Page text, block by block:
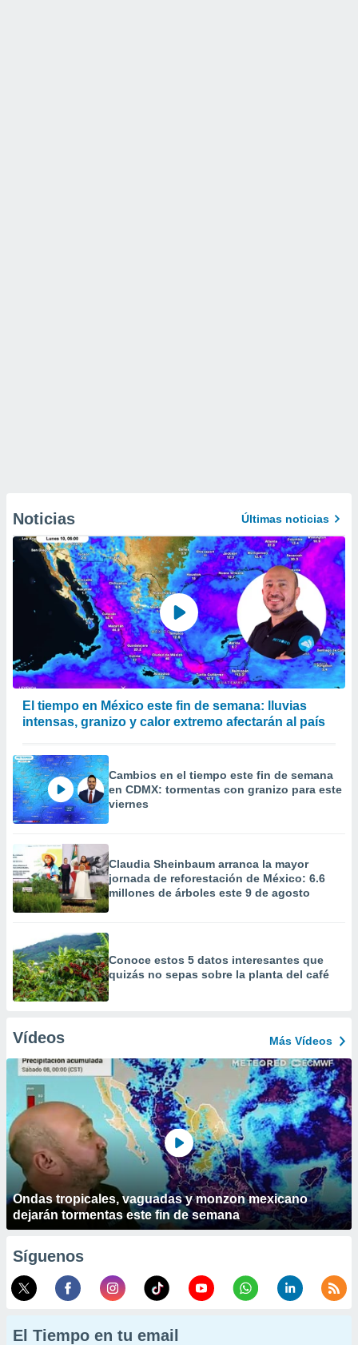
Noticias Últimas noticias
El tiempo en México este fin de semana: lluvias
intensas, granizo y calor extremo afectarán al país
Cambios en el tiempo este fin de semana
en CDMX: tormentas con granizo para este
viernes
Claudia Sheinbaum arranca la mayor
jornada de reforestación de México: 6.6
millones de árboles este 9 de agosto
Conoce estos 5 datos interesantes que
quizás no sepas sobre la planta del café
Vídeos Más Vídeos
Ondas tropicales, vaguadas y monzon mexicano
dejarán tormentas este fin de semana
Síguenos
El Tiempo en tu email